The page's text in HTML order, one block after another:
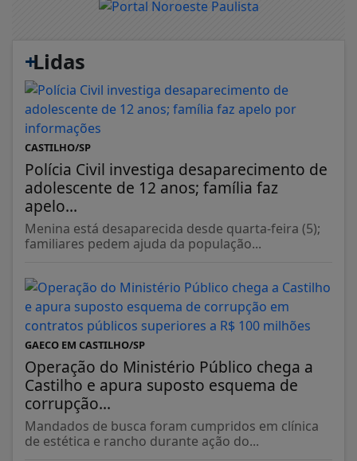
+
Lidas
CASTILHO/SP
Polícia Civil investiga desaparecimento de
adolescente de 12 anos; família faz
apelo...
Menina está desaparecida desde quarta-feira (5);
familiares pedem ajuda da população...
GAECO EM CASTILHO/SP
Operação do Ministério Público chega a
Castilho e apura suposto esquema de
corrupção...
Mandados de busca foram cumpridos em clínica
de estética e rancho durante ação do...